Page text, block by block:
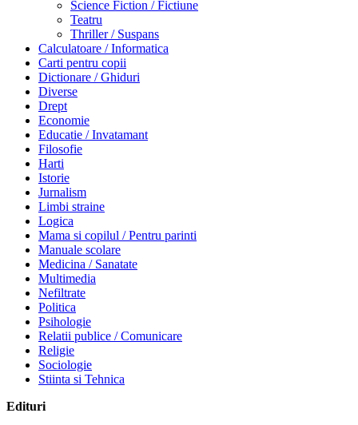
Science Fiction / Fictiune
Teatru
Thriller / Suspans
Calculatoare / Informatica
Carti pentru copii
Dictionare / Ghiduri
Diverse
Drept
Economie
Educatie / Invatamant
Filosofie
Harti
Istorie
Jurnalism
Limbi straine
Logica
Mama si copilul / Pentru parinti
Manuale scolare
Medicina / Sanatate
Multimedia
Nefiltrate
Politica
Psihologie
Relatii publice / Comunicare
Religie
Sociologie
Stiinta si Tehnica
Edituri